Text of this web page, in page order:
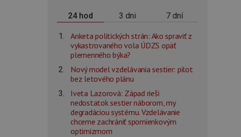
24 hod 3 dni 7 dní
Anketa politických strán: Ako spraviť z
vykastrovaného vola ÚDZS opäť
plemenného býka?
Nový model vzdelávania sestier: pilot
bez letového plánu
Iveta Lazorová: Západ rieši
nedostatok sestier náborom, my
degradáciou systému. Vzdelávanie
chceme zachrániť spomienkovým
optimizmom